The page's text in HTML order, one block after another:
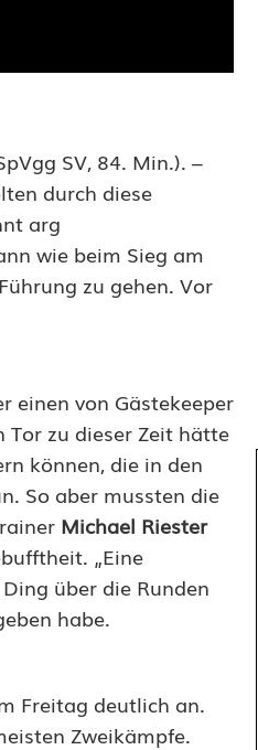
SV, 84. Min.). –
durch diese
arg
wie beim Sieg am
zu gehen. Vor
einen von Gästekeeper
Tor zu dieser Zeit hätte
können, die in den
So aber mussten die
Michael Riester
„Eine
über die Runden
habe.
Freitag deutlich an.
Zweikämpfe.